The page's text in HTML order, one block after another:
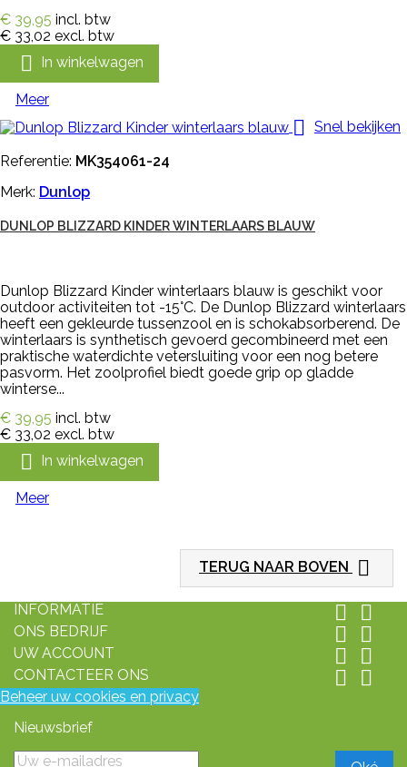
€ 39,95 incl. btw
€ 33,02 excl. btw
 In winkelwagen
Meer
 Snel bekijken
Referentie: MK354061-24
Merk: Dunlop
DUNLOP BLIZZARD KINDER WINTERLAARS BLAUW
Dunlop Blizzard Kinder winterlaars blauw is geschikt voor
outdoor activiteiten tot -15°C. De Dunlop Blizzard winterlaars
heeft een gekleurde tussenzool en is schokabsorberend. De
winterlaars is synthetisch gevoerd gecombineerd met een
praktische waterdichte vetersluiting voor een nog betere
pasvorm. Het zoolprofiel biedt goede grip op gladde
winterse...
€ 39,95 incl. btw
€ 33,02 excl. btw
 In winkelwagen
Meer
TERUG NAAR BOVEN 
INFORMATIE  
ONS BEDRIJF  
UW ACCOUNT  
CONTACTEER ONS  
Beheer uw cookies en privacy
Nieuwsbrief